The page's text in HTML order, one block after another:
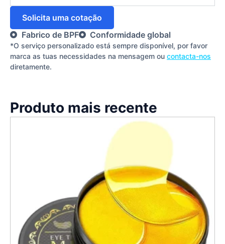
Solicita uma cotação
Fabrico de BPF
Conformidade global
*O serviço personalizado está sempre disponível, por favor
marca as tuas necessidades na mensagem ou contacta-nos
diretamente.
Produto mais recente